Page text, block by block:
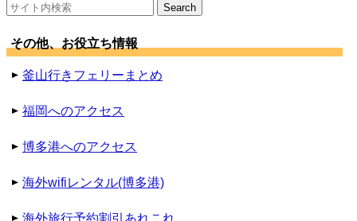
検
その他、お役立ち情報
釜山行きフェリーまとめ
福岡へのアクセス
博多港へのアクセス
海外wifiレンタル(博多港)
海外旅行予約割引あれこれ